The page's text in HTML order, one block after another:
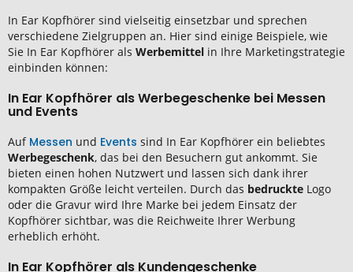
In Ear Kopfhörer sind vielseitig einsetzbar und sprechen
verschiedene Zielgruppen an. Hier sind einige Beispiele, wie
Sie In Ear Kopfhörer als Werbemittel in Ihre Marketingstrategie
einbinden können:
In Ear Kopfhörer als Werbegeschenke bei Messen
und Events
Auf Messen und Events sind In Ear Kopfhörer ein beliebtes
Werbegeschenk, das bei den Besuchern gut ankommt. Sie
bieten einen hohen Nutzwert und lassen sich dank ihrer
kompakten Größe leicht verteilen. Durch das bedruckte Logo
oder die Gravur wird Ihre Marke bei jedem Einsatz der
Kopfhörer sichtbar, was die Reichweite Ihrer Werbung
erheblich erhöht.
In Ear Kopfhörer als Kundengeschenke